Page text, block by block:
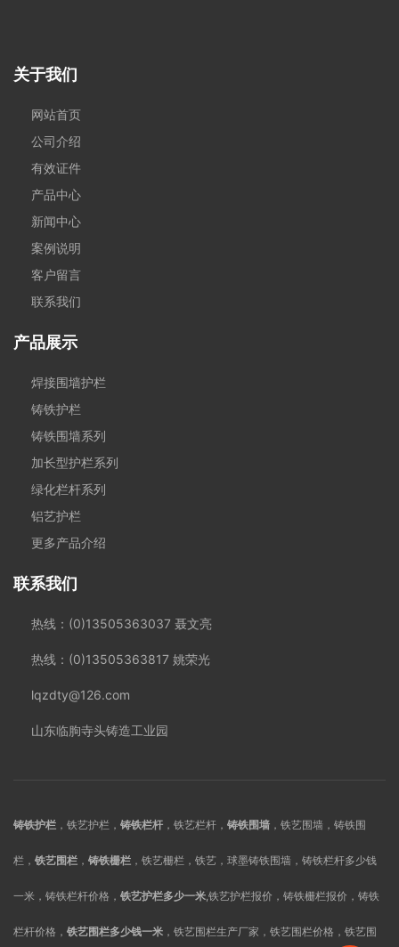
关于我们
网站首页
公司介绍
有效证件
产品中心
新闻中心
案例说明
客户留言
联系我们
产品展示
焊接围墙护栏
铸铁护栏
铸铁围墙系列
加长型护栏系列
绿化栏杆系列
铝艺护栏
更多产品介绍
联系我们
热线：(0)13505363037 聂文亮
热线：(0)13505363817 姚荣光
lqzdty@126.com
山东临朐寺头铸造工业园
铸铁护栏 ，铁艺护栏， 铸铁栏杆 ，铁艺栏杆， 铸铁围墙 ，铁艺围墙，铸铁围
栏， 铁艺围栏 ， 铸铁栅栏 ，铁艺栅栏，铁艺，球墨铸铁围墙，铸铁栏杆多少钱
一米，铸铁栏杆价格， 铁艺护栏多少一米 ,铁艺护栏报价，铸铁栅栏报价，铸铁
栏杆价格， 铁艺围栏多少钱一米 ，铁艺围栏生产厂家，铁艺围栏价格，铁艺围